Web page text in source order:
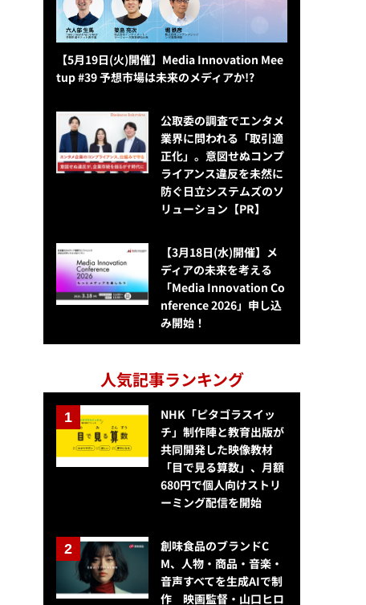
【5月19日(火)開催】Media Innovation Mee
tup #39 予想市場は未来のメディアか!?
公​​取委の調査でエンタメ
業界に問われる「取引適
正化」。意図せぬコンプ
ライアンス違反を未然に
防ぐ日立システムズのソ
リューション​【PR】
【3月18日(水)開催】メ
ディアの未来を考える
「Media Innovation Co
nference 2026」申し込
み開始！
人気記事ランキング
NHK「ピタゴラスイッ
チ」制作陣と教育出版が
共同開発した映像教材
「目で見る算数」、月額
680円で個人向けストリ
ーミング配信を開始
創味食品のブランドC
M、人物・商品・音楽・
音声すべてを生成AIで制
作 映画監督・山口ヒロ